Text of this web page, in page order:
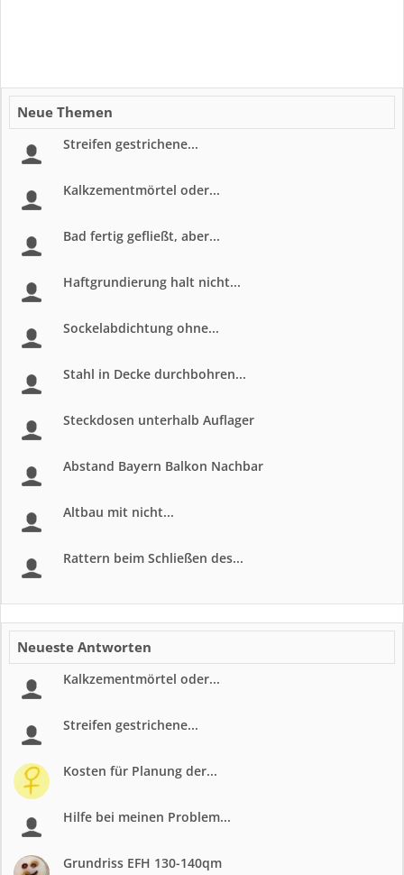
Neue Themen
Streifen gestrichene...
Kalkzementmörtel oder...
Bad fertig gefließt, aber...
Haftgrundierung halt nicht...
Sockelabdichtung ohne...
Stahl in Decke durchbohren...
Steckdosen unterhalb Auflager
Abstand Bayern Balkon Nachbar
Altbau mit nicht...
Rattern beim Schließen des...
Neueste Antworten
Kalkzementmörtel oder...
Streifen gestrichene...
Kosten für Planung der...
Hilfe bei meinen Problem...
Grundriss EFH 130-140qm